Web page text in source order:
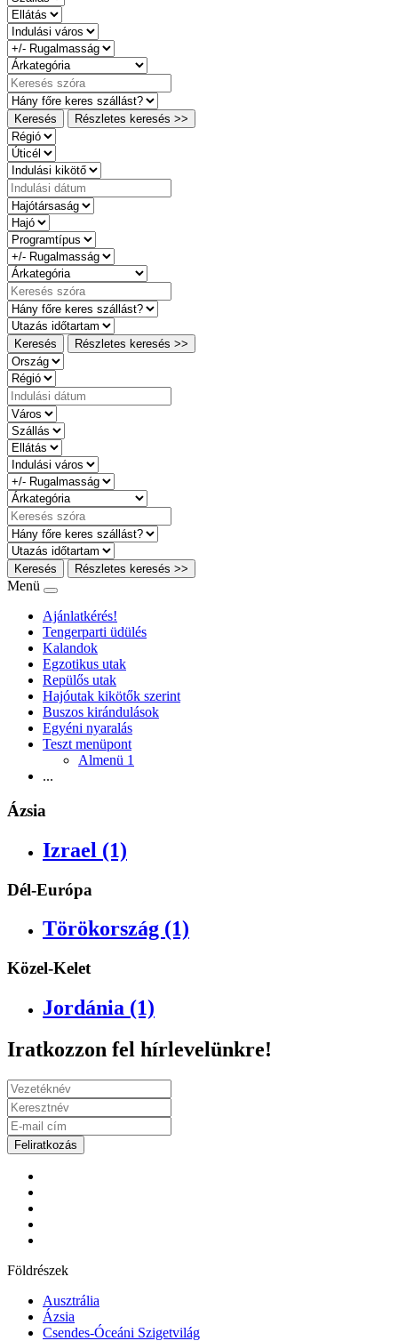
Keresés Részletes keresés >>
Keresés Részletes keresés >>
Keresés Részletes keresés >>
Menü
Ajánlatkérés!
Tengerparti üdülés
Kalandok
Egzotikus utak
Repülős utak
Hajóutak kikötők szerint
Buszos kirándulások
Egyéni nyaralás
Teszt menüpont
Almenü 1
...
Ázsia
Izrael (1)
Dél-Európa
Törökország (1)
Közel-Kelet
Jordánia (1)
Iratkozzon fel hírlevelünkre!
Feliratkozás
Földrészek
Ausztrália
Ázsia
Csendes-Óceáni Szigetvilág